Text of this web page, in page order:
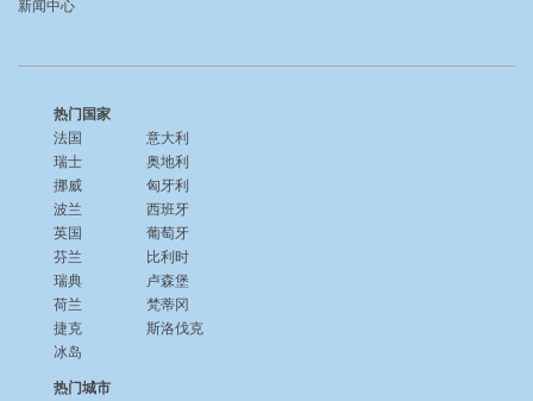
新闻中心
热门国家
法国
瑞士
挪威
波兰
英国
芬兰
瑞典
荷兰
捷克
冰岛
意大利
奥地利
匈牙利
西班牙
葡萄牙
比利时
卢森堡
梵蒂冈
斯洛伐克
热门城市